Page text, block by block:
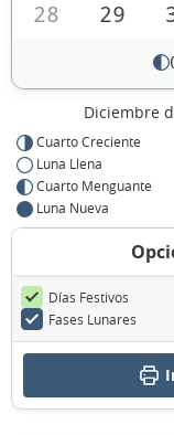
28
29
Diciembre
Cuarto Creciente
Luna Llena
Cuarto Menguante
Luna Nueva
Días Festivos
Fases Lunares